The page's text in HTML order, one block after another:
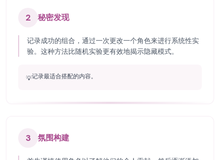
2 秘密发现
记录成功的组合，通过一次更改一个角色来进行系统性实
验。这种方法比随机实验更有效地揭示隐藏模式。
💡记录最适合搭配的内容。
3 氛围构建